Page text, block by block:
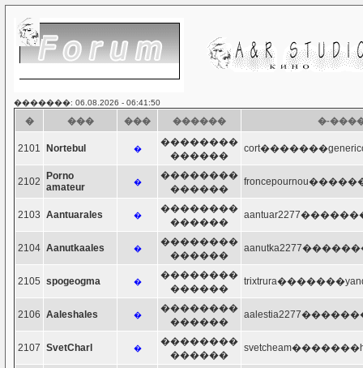
�������: 06.08.2026 - 06:41:50
� ��� ��� ������ �-
2101 Nortebul �
��������
������
2102
Porno
amateur
�
��������
������
2103 Aantuarales �
��������
������
2104 Aanutkaales �
��������
������
2105 spogeogma �
��������
������
2106 Aaleshales �
��������
������
2107 SvetCharl �
��������
������